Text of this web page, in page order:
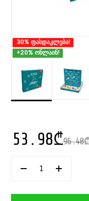
30% ფასდაკლება!
+20% ონლაინ!
96.40₾
53.98₾
ᲠᲐᲝᲓᲔᲜᲝᲑᲐ:
FISH